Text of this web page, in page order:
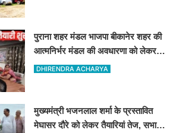
पुराना शहर मंडल भाजपा बीकानेर शहर की
आत्मनिर्भर मंडल की अवधारणा को लेकर
मासिक एवं निकाय चुनाव की तैयारी बैठक
DHIRENDRA ACHARYA
मुख्यमंत्री भजनलाल शर्मा के प्रस्तावित
मेघासर दौरे को लेकर तैयारियां तेज, सभा